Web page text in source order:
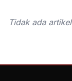
Tidak ada